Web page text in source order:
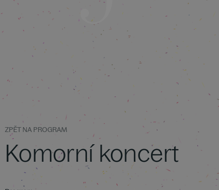
ZPĚT NA PROGRAM
Komorní koncert